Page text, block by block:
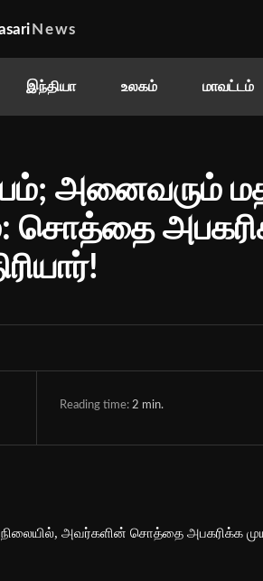
News
இந்தியா உலகம் மாவட்டம்
அனைவரும்
சொத்தை
Reading time: 2 min.
நிலையில், அவர்களின் சொத்தை அபகரிக்க